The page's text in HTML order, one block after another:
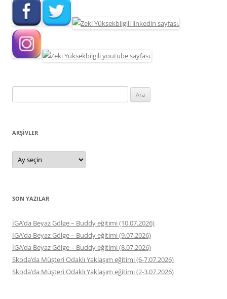
ARŞIVLER
Arşivler
SON YAZILAR
İGA’da Beyaz Gölge – Buddy eğitimi (10.07.2026)
İGA’da Beyaz Gölge – Buddy eğitimi (9.07.2026)
İGA’da Beyaz Gölge – Buddy eğitimi (8.07.2026)
Skoda’da Müşteri Odaklı Yaklaşım eğitimi (6-7.07.2026)
Skoda’da Müşteri Odaklı Yaklaşım eğitimi (2-3.07.2026)